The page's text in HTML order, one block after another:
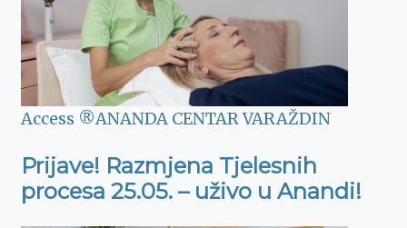
Access ®ANANDA CENTAR VARAŽDIN
Prijave! Razmjena Tjelesnih
procesa 25.05. – uživo u Anandi!